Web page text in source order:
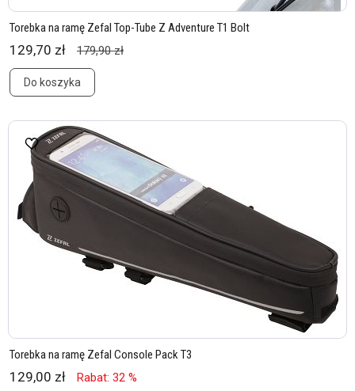
Torebka na ramę Zefal Top-Tube Z Adventure T1 Bolt
129,70 zł 179,90 zł
Do koszyka
Torebka na ramę Zefal Console Pack T3
129,00 zł Rabat: 32 %